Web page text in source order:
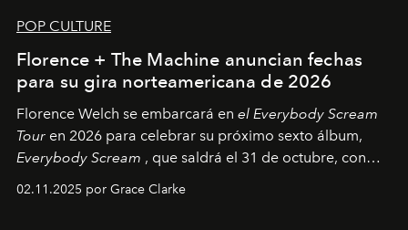
POP CULTURE
Florence + The Machine anuncian fechas
para su gira norteamericana de 2026
Florence Welch se embarcará en el Everybody Scream
Tour en 2026 para celebrar su próximo sexto álbum,
Everybody Scream , que saldrá el 31 de octubre, con
02.11.2025 por Grace Clarke